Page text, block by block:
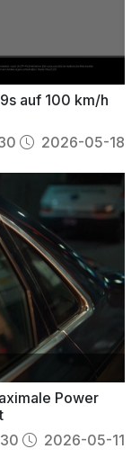
auf 100 km/h
2026-05-18
Power
2026-05-11